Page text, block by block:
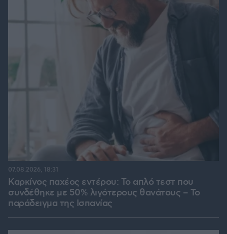
Καρκίνος παχέος εντέρου: Το απλό τεστ που
συνδέθηκε με 50% λιγότερους θανάτους – Το
παράδειγμα της Ισπανίας
07.08.2026, 18:31